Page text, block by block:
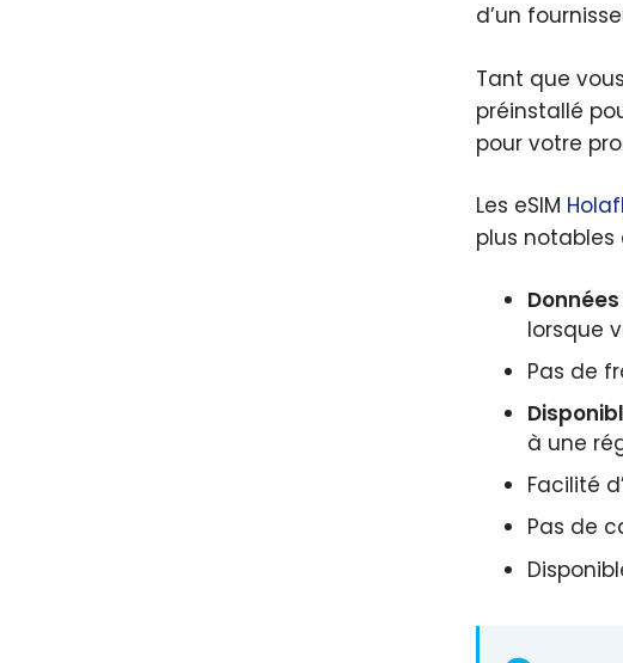
d’un
Tant que
préinstallé
pour votre
Les eSIM
plus
lorsque
Pas de
à une
Facilité
Pas de